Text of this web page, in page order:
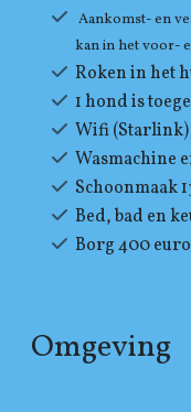
Aankomst- en
kan in het voor-
Roken in het
1 hond is
Wifi (Starlink)
Wasmachine
Schoonmaak
Bed, bad en
Borg 400
Omgeving